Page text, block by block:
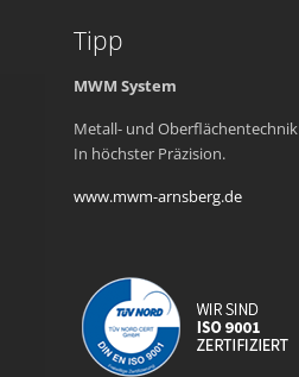
Tipp
MWM System
Metall- und Oberflächentechnik
In höchster Präzision.
www.mwm-arnsberg.de